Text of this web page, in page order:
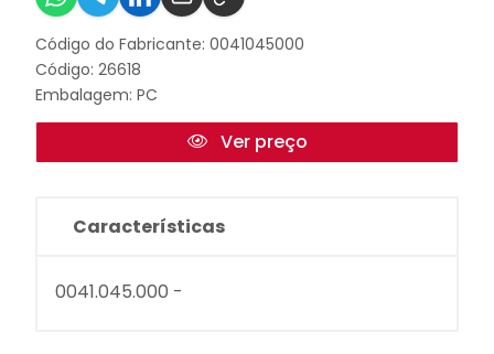
Código do Fabricante: 0041045000
Código: 26618
Embalagem: PC
Ver preço
Características
0041.045.000 -